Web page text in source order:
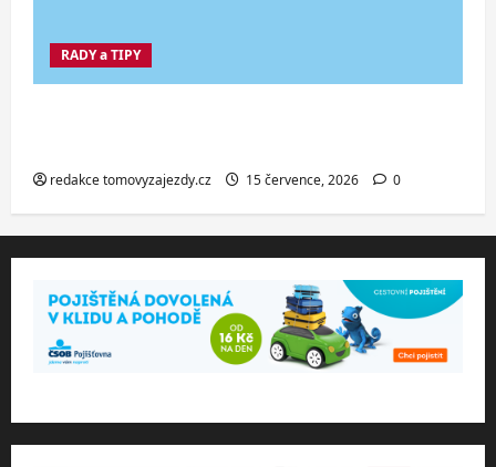
RADY a TIPY
redakce tomovyzajezdy.cz 15 července, 2026 0